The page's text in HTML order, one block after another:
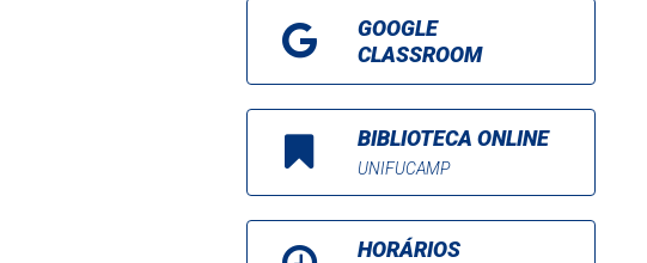
GOOGLE
CLASSROOM
BIBLIOTECA ONLINE
UNIFUCAMP
HORÁRIOS